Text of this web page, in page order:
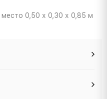
0,50 х 0,30 х 0,85 м